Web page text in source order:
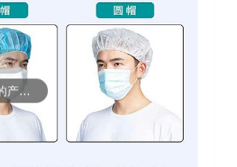
可以介绍下你们的产品么？